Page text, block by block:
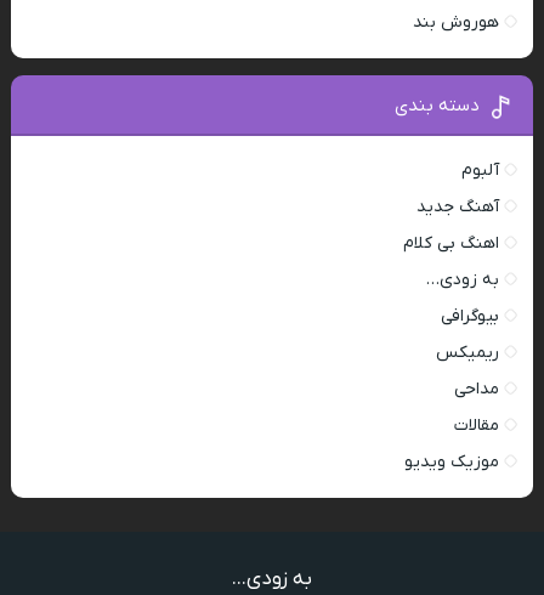
هوروش بند
دسته بندی
آلبوم
آهنگ جدید
اهنگ بی کلام
به زودی…
بیوگرافی
ریمیکس
مداحی
مقالات
موزیک ویدیو
به زودی...